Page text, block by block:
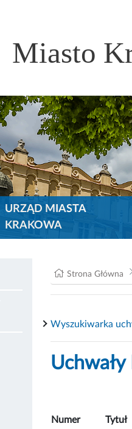
Miasto
URZĄD MIASTA
KRAKOWA
Strona Główna
Wyszukiwarka
Numer Tytuł